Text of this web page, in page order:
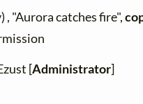
, "Aurora catches fire",
[Administrator]